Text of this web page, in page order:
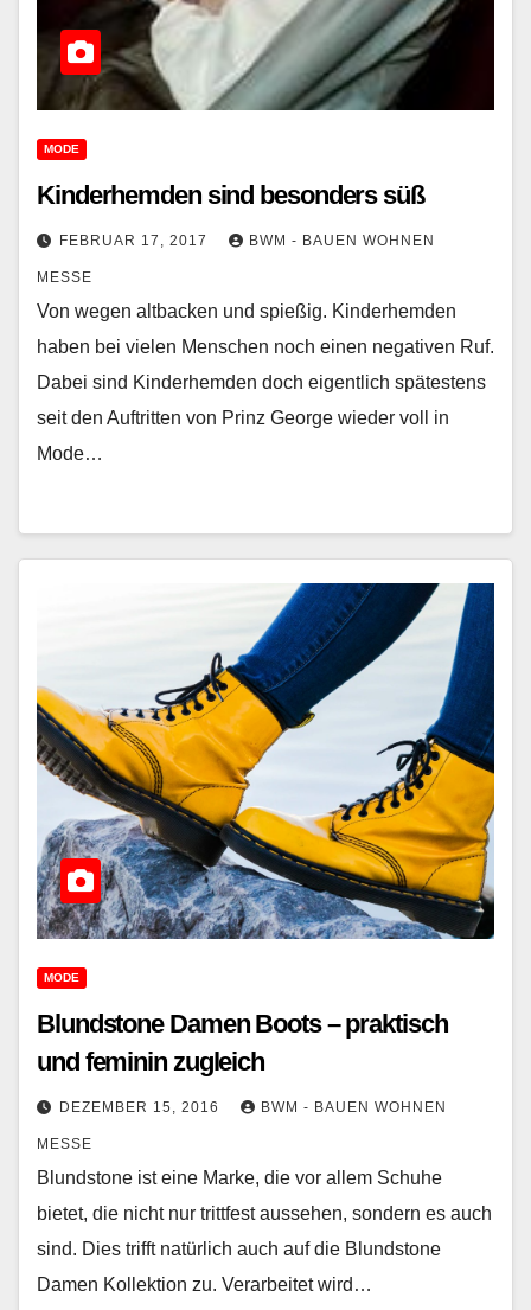
MODE
Kinderhemden sind besonders süß
FEBRUAR 17, 2017 BWM - BAUEN WOHNEN
MESSE
Von wegen altbacken und spießig. Kinderhemden
haben bei vielen Menschen noch einen negativen Ruf.
Dabei sind Kinderhemden doch eigentlich spätestens
seit den Auftritten von Prinz George wieder voll in
Mode…
MODE
Blundstone Damen Boots – praktisch
und feminin zugleich
DEZEMBER 15, 2016 BWM - BAUEN WOHNEN
MESSE
Blundstone ist eine Marke, die vor allem Schuhe
bietet, die nicht nur trittfest aussehen, sondern es auch
sind. Dies trifft natürlich auch auf die Blundstone
Damen Kollektion zu. Verarbeitet wird…